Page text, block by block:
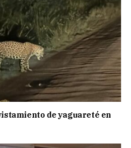
de yaguareté en